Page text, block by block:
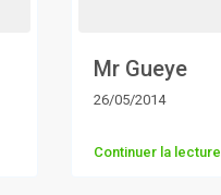
Mr Gueye
26/05/2014
Continuer la lecture